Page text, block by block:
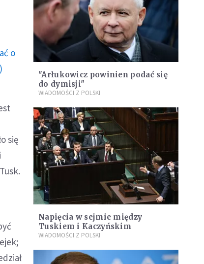
o
się
"Arłukowicz powinien podać się
do dymisji"
WIADOMOŚCI Z POLSKI
Napięcia w sejmie między
Tuskiem i Kaczyńskim
WIADOMOŚCI Z POLSKI